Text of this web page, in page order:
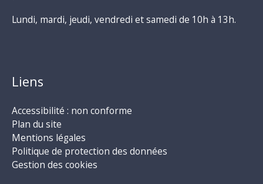
Lundi, mardi, jeudi, vendredi et samedi de 10h à 13h.
Liens
Accessibilité : non conforme
Plan du site
Mentions légales
Politique de protection des données
Gestion des cookies